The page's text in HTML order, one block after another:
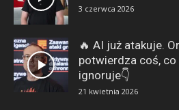
3 czerwca 2026
🔥 AI już atakuje.
potwierdza coś,
ignoruje👇
21 kwietnia 2026